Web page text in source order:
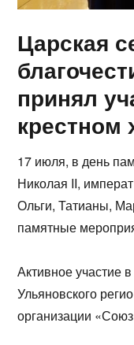
Царская
принял
крестном
17 июля, в день
Николая II,
Ольги, Татианы,
памятные
Активное участие
Ульяновского
организации